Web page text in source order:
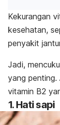
Kekurangan
kesehatan,
penyakit
Jadi,
yang penting.
vitamin B2
1. Hati sapi